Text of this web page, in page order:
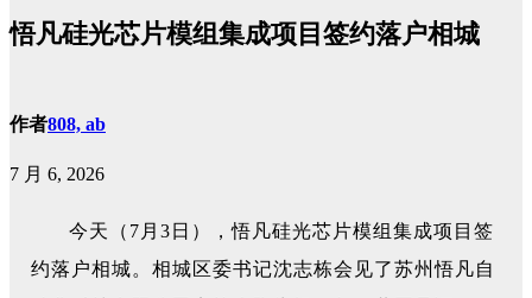
悟凡硅光芯片模组集成项目签约落户相城
作者808, ab
7 月 6, 2026
今天（7月3日），悟凡硅光芯片模组集成项目签
约落户相城。相城区委书记沈志栋会见了苏州悟凡自